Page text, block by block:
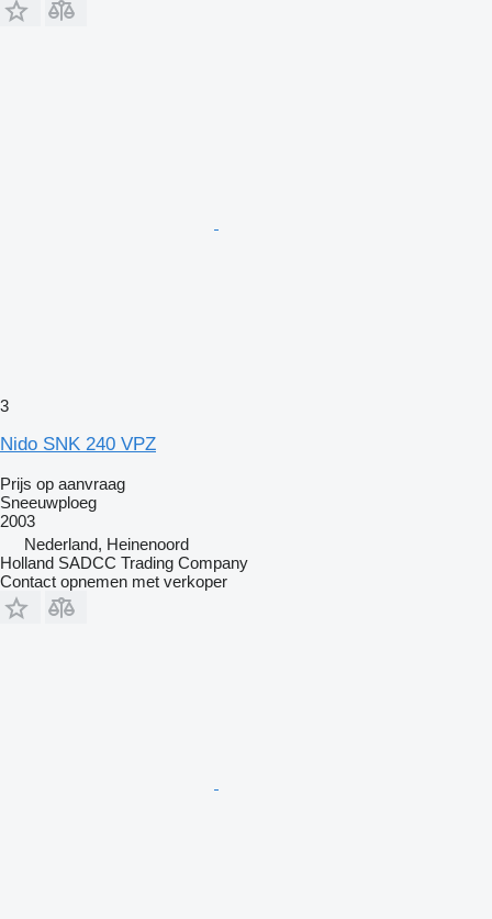
3
Nido SNK 240 VPZ
Prijs op aanvraag
Sneeuwploeg
2003
Nederland, Heinenoord
Holland SADCC Trading Company
Contact opnemen met verkoper